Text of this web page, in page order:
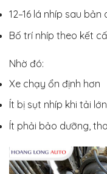
12–16 lá nhíp sau bản
Bố trí nhíp theo kết
Nhờ đó:
Xe chạy ổn định hơn
Ít bị sụt nhíp khi tải lớn
Ít phải bảo dưỡng,